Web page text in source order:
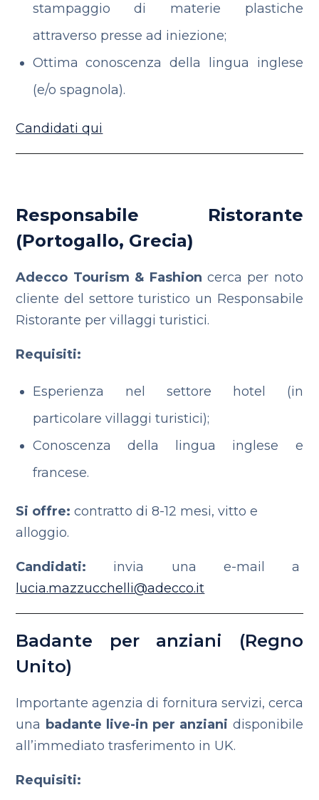
stampaggio di materie plastiche
attraverso presse ad iniezione;
Ottima conoscenza della lingua inglese
(e/o spagnola).
Candidati qui
Responsabile Ristorante
(Portogallo, Grecia)
Adecco Tourism & Fashion cerca per noto
cliente del settore turistico un Responsabile
Ristorante per villaggi turistici.
Requisiti:
Esperienza nel settore hotel (in
particolare villaggi turistici);
Conoscenza della lingua inglese e
francese.
Si offre: contratto di 8-12 mesi, vitto e
alloggio.
Candidati: invia una e-mail a
lucia.mazzucchelli@adecco.it
Badante per anziani (Regno
Unito)
Importante agenzia di fornitura servizi, cerca
una badante live-in per anziani disponibile
all’immediato trasferimento in UK.
Requisiti: